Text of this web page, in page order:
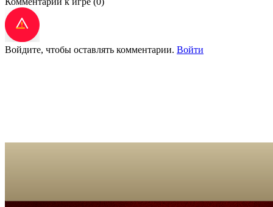
Войдите, чтобы оставлять комментарии. Войти